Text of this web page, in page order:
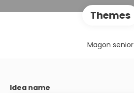
Themes
Magon senior
Idea name